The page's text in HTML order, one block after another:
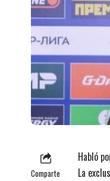
Comparte
Habló
La